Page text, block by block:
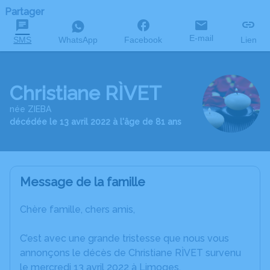
Partager
SMS WhatsApp Facebook E-mail Lien
Christiane RÌVET
née ZIEBA
décédée le 13 avril 2022 à l'âge de 81 ans
Message de la famille
Chère famille, chers amis,
C’est avec une grande tristesse que nous vous
annonçons le décès de Christiane RÌVET survenu
le mercredi 13 avril 2022 à Limoges.